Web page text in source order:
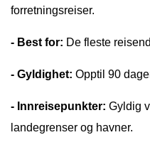
forretningsreiser.
- Best for: De fleste
- Gyldighet: Opptil 90
- Innreisepunkter: Gyldig
landegrenser og havner.